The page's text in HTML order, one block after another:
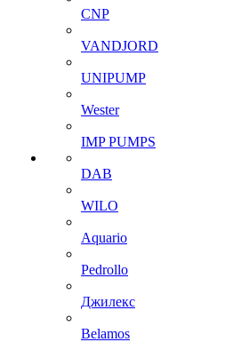
CNP
VANDJORD
UNIPUMP
Wester
IMP PUMPS
DAB
WILO
Aquario
Pedrollo
Джилекс
Belamos